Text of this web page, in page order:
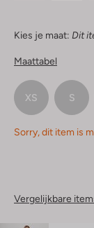
Kies je maat: Dit
Maattabel
XS S
Sorry, dit item is
Vergelijkbare